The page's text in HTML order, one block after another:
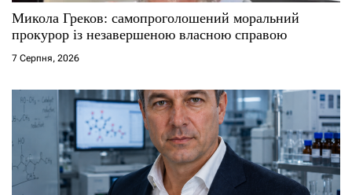
с
і
в
Микола Греков: самопроголошений моральний
прокурор із незавершеною власною справою
7 Серпня, 2026